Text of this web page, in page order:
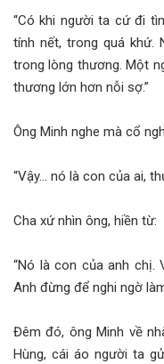
“Có khi người ta cứ đi
tính nết, trong quá khứ.
trong lòng thương. Một
thương lớn hơn nỗi sợ.”
Ông Minh nghe mà cổ
“Vậy… nó là con của ai,
Cha xứ nhìn ông, hiền từ:
“Nó là con của anh chị.
Anh đừng để nghi ngờ
Đêm đó, ông Minh về
Hùng, cái áo người ta